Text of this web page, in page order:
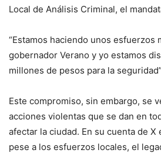
Local de Análisis Criminal, el
“Estamos haciendo unos esfuerzos
gobernador Verano y yo estamos
millones de pesos para la
Este compromiso, sin embargo, se
acciones violentas que se dan en
afectar la ciudad. En su cuenta de X
pese a los esfuerzos locales, el